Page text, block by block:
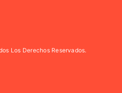
Los Derechos Reservados.